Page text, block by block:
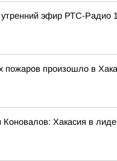
утренний эфир РТС-Радио
пожаров произошло в
Коновалов: Хакасия в